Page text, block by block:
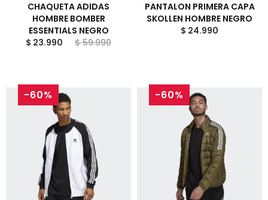
CHAQUETA ADIDAS
HOMBRE BOMBER
ESSENTIALS NEGRO
$ 23.990
$ 59.990
PANTALON PRIMERA CAPA
SKOLLEN HOMBRE NEGRO
$ 24.990
-60% -60%